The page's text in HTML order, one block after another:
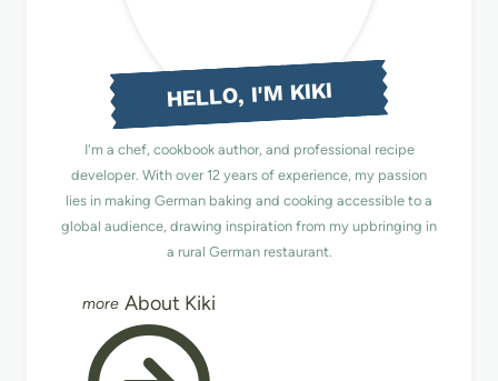
HELLO, I'M KIKI
I'm a chef, cookbook author, and professional recipe
developer. With over 12 years of experience, my passion
lies in making German baking and cooking accessible to a
global audience, drawing inspiration from my upbringing in
a rural German restaurant.
About Kiki